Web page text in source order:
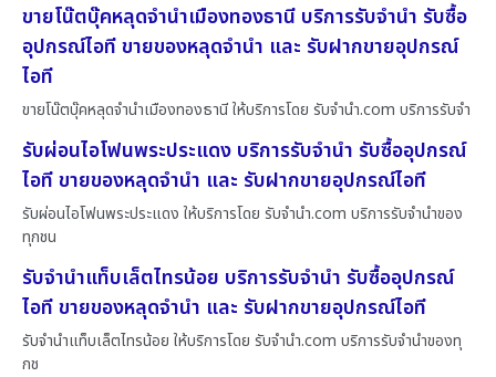
ขายโน๊ตบุ๊คหลุดจำนำเมืองทองธานี บริการรับจำนำ รับซื้อ
อุปกรณ์ไอที ขายของหลุดจำนำ และ รับฝากขายอุปกรณ์
ไอที
ขายโน๊ตบุ๊คหลุดจำนำเมืองทองธานี ให้บริการโดย รับจํานํา.com บริการรับจำ
รับผ่อนไอโฟนพระประแดง บริการรับจำนำ รับซื้ออุปกรณ์
ไอที ขายของหลุดจำนำ และ รับฝากขายอุปกรณ์ไอที
รับผ่อนไอโฟนพระประแดง ให้บริการโดย รับจํานํา.com บริการรับจำนำของ
ทุกชน
รับจำนำแท็บเล็ตไทรน้อย บริการรับจำนำ รับซื้ออุปกรณ์
ไอที ขายของหลุดจำนำ และ รับฝากขายอุปกรณ์ไอที
รับจำนำแท็บเล็ตไทรน้อย ให้บริการโดย รับจํานํา.com บริการรับจำนำของทุ
กช